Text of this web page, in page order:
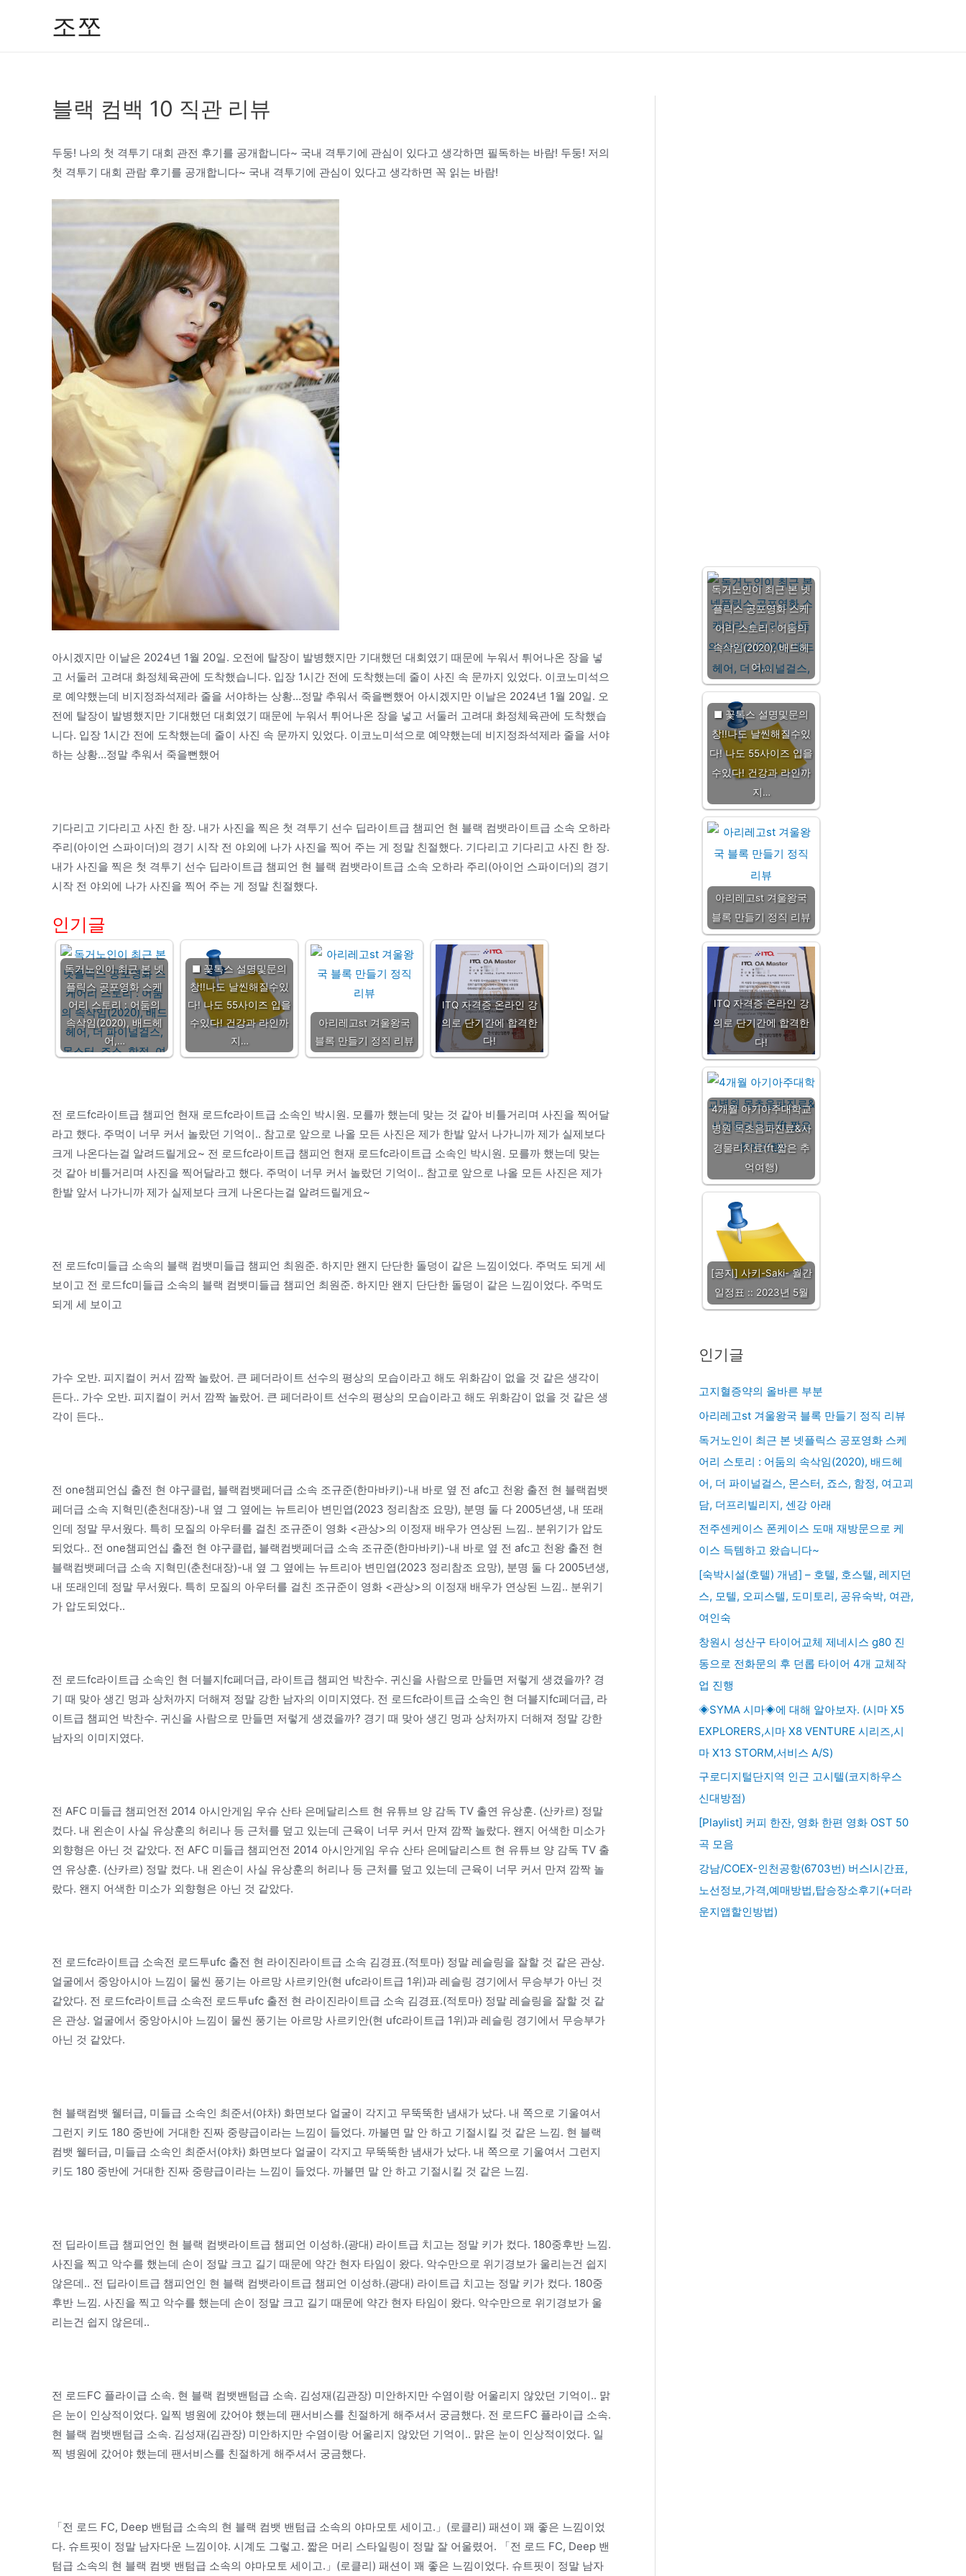
조쪼
블랙 컴백 10 직관 리뷰
두둥! 나의 첫 격투기 대회 관전 후기를 공개합니다~ 국내 격투기에 관심이 있다고 생각하면 필독하는 바람! 두둥! 저의
첫 격투기 대회 관람 후기를 공개합니다~ 국내 격투기에 관심이 있다고 생각하면 꼭 읽는 바람!
아시겠지만 이날은 2024년 1월 20일. 오전에 탈장이 발병했지만 기대했던 대회였기 때문에 누워서 튀어나온 장을 넣
고 서둘러 고려대 화정체육관에 도착했습니다. 입장 1시간 전에 도착했는데 줄이 사진 속 문까지 있었다. 이코노미석으
로 예약했는데 비지정좌석제라 줄을 서야하는 상황…정말 추워서 죽을뻔했어 아시겠지만 이날은 2024년 1월 20일. 오
전에 탈장이 발병했지만 기대했던 대회였기 때문에 누워서 튀어나온 장을 넣고 서둘러 고려대 화정체육관에 도착했습
니다. 입장 1시간 전에 도착했는데 줄이 사진 속 문까지 있었다. 이코노미석으로 예약했는데 비지정좌석제라 줄을 서야
하는 상황…정말 추워서 죽을뻔했어
기다리고 기다리고 사진 한 장. 내가 사진을 찍은 첫 격투기 선수 딥라이트급 챔피언 현 블랙 컴뱃라이트급 소속 오하라
주리(아이언 스파이더)의 경기 시작 전 야외에 나가 사진을 찍어 주는 게 정말 친절했다. 기다리고 기다리고 사진 한 장.
내가 사진을 찍은 첫 격투기 선수 딥라이트급 챔피언 현 블랙 컴뱃라이트급 소속 오하라 주리(아이언 스파이더)의 경기
시작 전 야외에 나가 사진을 찍어 주는 게 정말 친절했다.
인기글
독거노인이 최근 본 넷
플릭스 공포영화 스케
어리 스토리 : 어둠의
속삭임(2020), 배드헤
어,…
■ 꽃톡스 설명및문의
창!!나도 날씬해질수있
다! 나도 55사이즈 입을
수있다! 건강과 라인까
지…
아리레고st 겨울왕국
블록 만들기 정직 리뷰
ITQ 자격증 온라인 강
의로 단기간에 합격한
다!
전 로드fc라이트급 챔피언 현재 로드fc라이트급 소속인 박시원. 모를까 했는데 맞는 것 같아 비틀거리며 사진을 찍어달
라고 했다. 주먹이 너무 커서 놀랐던 기억이.. 참고로 앞으로 나올 모든 사진은 제가 한발 앞서 나가니까 제가 실제보다
크게 나온다는걸 알려드릴게요~ 전 로드fc라이트급 챔피언 현재 로드fc라이트급 소속인 박시원. 모를까 했는데 맞는
것 같아 비틀거리며 사진을 찍어달라고 했다. 주먹이 너무 커서 놀랐던 기억이.. 참고로 앞으로 나올 모든 사진은 제가
한발 앞서 나가니까 제가 실제보다 크게 나온다는걸 알려드릴게요~
전 로드fc미들급 소속의 블랙 컴뱃미들급 챔피언 최원준. 하지만 왠지 단단한 돌덩이 같은 느낌이었다. 주먹도 되게 세
보이고 전 로드fc미들급 소속의 블랙 컴뱃미들급 챔피언 최원준. 하지만 왠지 단단한 돌덩이 같은 느낌이었다. 주먹도
되게 세 보이고
가수 오반. 피지컬이 커서 깜짝 놀랐어. 큰 페더라이트 선수의 평상의 모습이라고 해도 위화감이 없을 것 같은 생각이
든다.. 가수 오반. 피지컬이 커서 깜짝 놀랐어. 큰 페더라이트 선수의 평상의 모습이라고 해도 위화감이 없을 것 같은 생
각이 든다..
전 one챔피언십 출전 현 야구클럽, 블랙컴뱃페더급 소속 조규준(한마바키)-내 바로 옆 전 afc고 천왕 출전 현 블랙컴뱃
페더급 소속 지혁민(춘천대장)-내 옆 그 옆에는 뉴트리아 변민엽(2023 정리참조 요망), 분명 둘 다 2005년생, 내 또래
인데 정말 무서웠다. 특히 모질의 아우터를 걸친 조규준이 영화 <관상>의 이정재 배우가 연상된 느낌.. 분위기가 압도
되었다.. 전 one챔피언십 출전 현 야구클럽, 블랙컴뱃페더급 소속 조규준(한마바키)-내 바로 옆 전 afc고 천왕 출전 현
블랙컴뱃페더급 소속 지혁민(춘천대장)-내 옆 그 옆에는 뉴트리아 변민엽(2023 정리참조 요망), 분명 둘 다 2005년생,
내 또래인데 정말 무서웠다. 특히 모질의 아우터를 걸친 조규준이 영화 <관상>의 이정재 배우가 연상된 느낌.. 분위기
가 압도되었다..
전 로드fc라이트급 소속인 현 더블지fc페더급, 라이트급 챔피언 박찬수. 귀신을 사람으로 만들면 저렇게 생겼을까? 경
기 때 맞아 생긴 멍과 상처까지 더해져 정말 강한 남자의 이미지였다. 전 로드fc라이트급 소속인 현 더블지fc페더급, 라
이트급 챔피언 박찬수. 귀신을 사람으로 만들면 저렇게 생겼을까? 경기 때 맞아 생긴 멍과 상처까지 더해져 정말 강한
남자의 이미지였다.
전 AFC 미들급 챔피언전 2014 아시안게임 우슈 산타 은메달리스트 현 유튜브 양 감독 TV 출연 유상훈. (산카르) 정말
컸다. 내 왼손이 사실 유상훈의 허리나 등 근처를 덮고 있는데 근육이 너무 커서 만져 깜짝 놀랐다. 왠지 어색한 미소가
외향형은 아닌 것 같았다. 전 AFC 미들급 챔피언전 2014 아시안게임 우슈 산타 은메달리스트 현 유튜브 양 감독 TV 출
연 유상훈. (산카르) 정말 컸다. 내 왼손이 사실 유상훈의 허리나 등 근처를 덮고 있는데 근육이 너무 커서 만져 깜짝 놀
랐다. 왠지 어색한 미소가 외향형은 아닌 것 같았다.
전 로드fc라이트급 소속전 로드투ufc 출전 현 라이진라이트급 소속 김경표.(적토마) 정말 레슬링을 잘할 것 같은 관상.
얼굴에서 중앙아시아 느낌이 물씬 풍기는 아르망 사르키안(현 ufc라이트급 1위)과 레슬링 경기에서 무승부가 아닌 것
같았다. 전 로드fc라이트급 소속전 로드투ufc 출전 현 라이진라이트급 소속 김경표.(적토마) 정말 레슬링을 잘할 것 같
은 관상. 얼굴에서 중앙아시아 느낌이 물씬 풍기는 아르망 사르키안(현 ufc라이트급 1위)과 레슬링 경기에서 무승부가
아닌 것 같았다.
현 블랙컴뱃 웰터급, 미들급 소속인 최준서(야차) 화면보다 얼굴이 각지고 무뚝뚝한 냄새가 났다. 내 쪽으로 기울여서
그런지 키도 180 중반에 거대한 진짜 중량급이라는 느낌이 들었다. 까불면 말 안 하고 기절시킬 것 같은 느낌. 현 블랙
컴뱃 웰터급, 미들급 소속인 최준서(야차) 화면보다 얼굴이 각지고 무뚝뚝한 냄새가 났다. 내 쪽으로 기울여서 그런지
키도 180 중반에 거대한 진짜 중량급이라는 느낌이 들었다. 까불면 말 안 하고 기절시킬 것 같은 느낌.
전 딥라이트급 챔피언인 현 블랙 컴뱃라이트급 챔피언 이성하.(광대) 라이트급 치고는 정말 키가 컸다. 180중후반 느낌.
사진을 찍고 악수를 했는데 손이 정말 크고 길기 때문에 약간 현자 타임이 왔다. 악수만으로 위기경보가 울리는건 쉽지
않은데.. 전 딥라이트급 챔피언인 현 블랙 컴뱃라이트급 챔피언 이성하.(광대) 라이트급 치고는 정말 키가 컸다. 180중
후반 느낌. 사진을 찍고 악수를 했는데 손이 정말 크고 길기 때문에 약간 현자 타임이 왔다. 악수만으로 위기경보가 울
리는건 쉽지 않은데..
전 로드FC 플라이급 소속. 현 블랙 컴뱃밴텀급 소속. 김성재(김관장) 미안하지만 수염이랑 어울리지 않았던 기억이.. 맑
은 눈이 인상적이었다. 일찍 병원에 갔어야 했는데 팬서비스를 친절하게 해주셔서 궁금했다. 전 로드FC 플라이급 소속.
현 블랙 컴뱃밴텀급 소속. 김성재(김관장) 미안하지만 수염이랑 어울리지 않았던 기억이.. 맑은 눈이 인상적이었다. 일
찍 병원에 갔어야 했는데 팬서비스를 친절하게 해주셔서 궁금했다.
「전 로드 FC, Deep 밴텀급 소속의 현 블랙 컴뱃 밴텀급 소속의 야마모토 세이고.」(로클리) 패션이 꽤 좋은 느낌이었
다. 슈트핏이 정말 남자다운 느낌이야. 시계도 그렇고. 짧은 머리 스타일링이 정말 잘 어울렸어. 「전 로드 FC, Deep 밴
텀급 소속의 현 블랙 컴뱃 밴텀급 소속의 야마모토 세이고.」(로클리) 패션이 꽤 좋은 느낌이었다. 슈트핏이 정말 남자
독거노인이 최근 본 넷
플릭스 공포영화 스케
어리 스토리 : 어둠의
속삭임(2020), 배드헤
어,…
■ 꽃톡스 설명및문의
창!!나도 날씬해질수있
다! 나도 55사이즈 입을
수있다! 건강과 라인까
지…
아리레고st 겨울왕국
블록 만들기 정직 리뷰
ITQ 자격증 온라인 강
의로 단기간에 합격한
다!
4개월 아기아주대학교
병원 목초음파진료&사
경물리치료(ft.짧은 추
억여행)
[공지] 사키-Saki- 월간
일정표 :: 2023년 5월
인기글
고지혈증약의 올바른 부분
아리레고st 겨울왕국 블록 만들기 정직 리뷰
독거노인이 최근 본 넷플릭스 공포영화 스케
어리 스토리 : 어둠의 속삭임(2020), 배드헤
어, 더 파이널걸스, 몬스터, 죠스, 함정, 여고괴
담, 더프리빌리지, 센강 아래
전주센케이스 폰케이스 도매 재방문으로 케
이스 득템하고 왔습니다~
[숙박시설(호텔) 개념] – 호텔, 호스텔, 레지던
스, 모텔, 오피스텔, 도미토리, 공유숙박, 여관,
여인숙
창원시 성산구 타이어교체 제네시스 g80 진
동으로 전화문의 후 던롭 타이어 4개 교체작
업 진행
◈SYMA 시마◈에 대해 알아보자. (시마 X5
EXPLORERS,시마 X8 VENTURE 시리즈,시
마 X13 STORM,서비스 A/S)
구로디지털단지역 인근 고시텔(코지하우스
신대방점)
[Playlist] 커피 한잔, 영화 한편 영화 OST 50
곡 모음
강남/COEX-인천공항(6703번) 버스l시간표,
노선정보,가격,예매방법,탑승장소후기(+더라
운지앱할인방법)